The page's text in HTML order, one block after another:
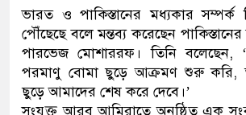
নেতৃত্ব
যে
‘আজহার
অবৈধ
ভারত ও পাকিস্তানের মধ্যকার সম্পর্ক
পৌঁছেছে বলে মন্তব্য করেছেন পাকিস্তানের
পারভেজ মোশাররফ। তিনি বলেছেন,
পরমাণু বোমা ছুড়ে আক্রমণ শুরু করি,
ছুড়ে আমাদের শেষ করে দেবে।’
সংযুক্ত আরব আমিরাতে অনুষ্ঠিত এক